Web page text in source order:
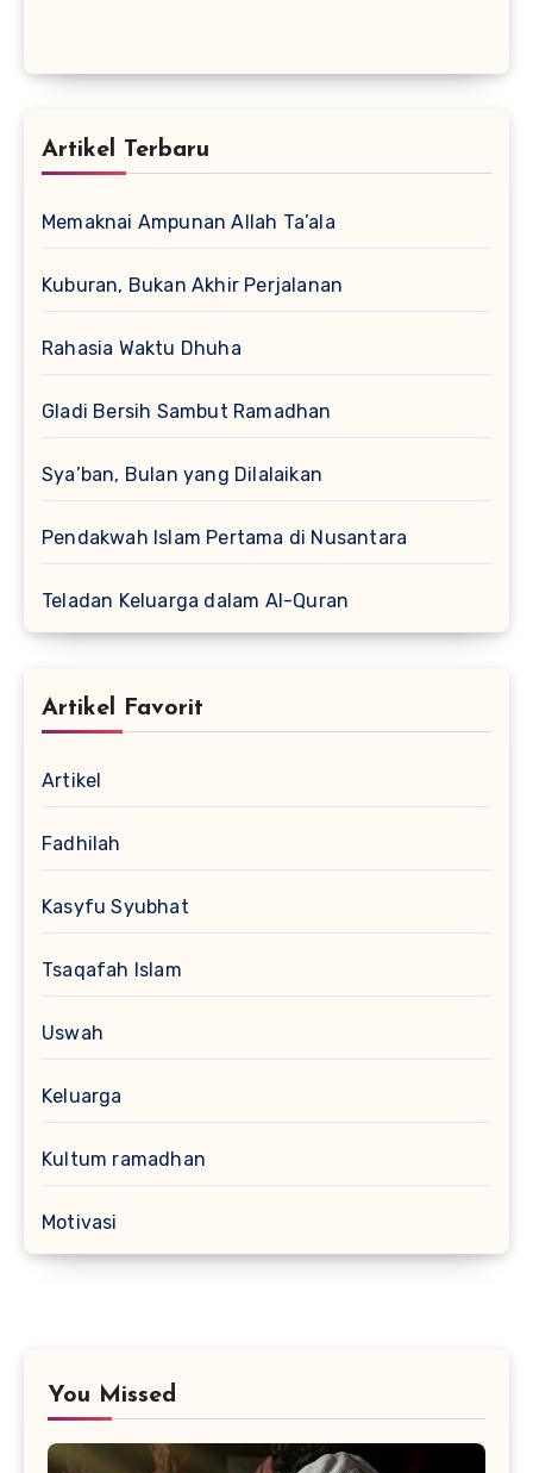
Artikel Terbaru
Memaknai Ampunan Allah Ta’ala
Kuburan, Bukan Akhir Perjalanan
Rahasia Waktu Dhuha
Gladi Bersih Sambut Ramadhan
Sya’ban, Bulan yang Dilalaikan
Pendakwah Islam Pertama di Nusantara
Teladan Keluarga dalam Al-Quran
Artikel Favorit
Artikel
Fadhilah
Kasyfu Syubhat
Tsaqafah Islam
Uswah
Keluarga
Kultum ramadhan
Motivasi
You Missed